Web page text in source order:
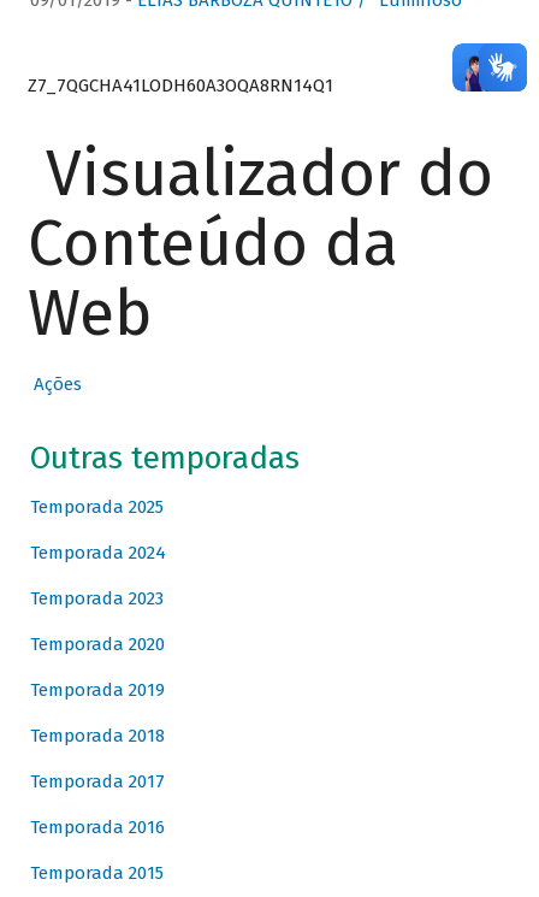
Z7_7QGCHA41LODH60A3OQA8RN14Q1
Visualizador do
Conteúdo da
Web
Ações
Outras temporadas
Temporada 2025
Temporada 2024
Temporada 2023
Temporada 2020
Temporada 2019
Temporada 2018
Temporada 2017
Temporada 2016
Temporada 2015